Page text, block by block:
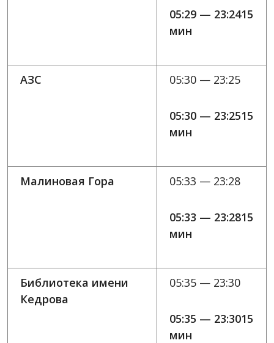
05:29 — 23:2415
мин
АЗС 05:30 — 23:25
05:30 — 23:2515
мин
Малиновая Гора 05:33 — 23:28
05:33 — 23:2815
мин
Библиотека имени
Кедрова
05:35 — 23:30
05:35 — 23:3015
мин